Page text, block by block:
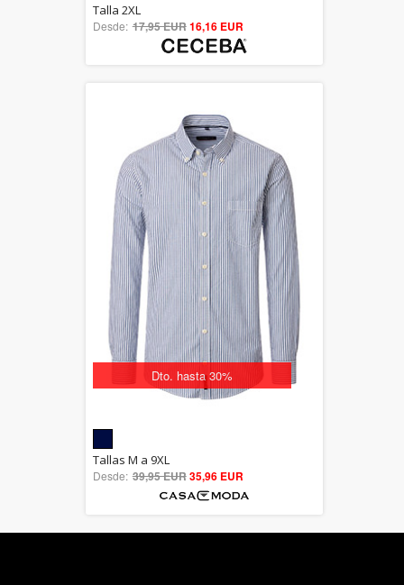
out of 5
Talla 2XL
Desde: 17,95 EUR16,16 EUR
Dto. hasta 30%
out of 5
Tallas M a 9XL
Desde: 39,95 EUR35,96 EUR